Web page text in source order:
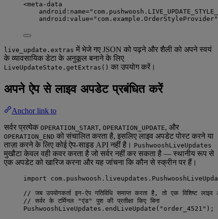
<meta-data
android:name="
android:value=" com.example.OrderStyleProvider"
live_update.extras में भेजे गए JSON को पढ़ने और शैली को अपने स्वयं
के व्यावसायिक डेटा के अनुकूल बनाने के लिए
LiveUpdateState.getExtras() का उपयोग करें।
अपने ऐप से लाइव अपडेट प्रबंधित करें
Anchor link to
सर्वर प्रत्येक OPERATION_START, OPERATION_UPDATE, और
OPERATION_END को संचालित करता है, इसलिए लाइव अपडेट पोस्ट करने या
ताज़ा करने के लिए कोई ऐप-साइड API नहीं है। PushwooshLiveUpdates
मुखौटा केवल वही कवर करता है जो सर्वर नहीं कर सकता है — स्थानीय रूप से
एक अपडेट को खारिज करना और यह जांचना कि कौन से स्क्रीन पर हैं।
import
// जब उपयोगकर्ता इन-ऐप गतिविधि समाप्त करता है, तो एक विशिष्ट
// सर्वर के टर्मिनल "एंड" पुश की प्रतीक्षा किए बिना
PushwooshLiveUpdates . endLiveUpdate ( " order_4521 " ) ;